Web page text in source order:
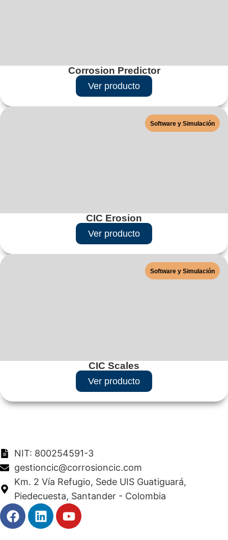
Corrosion Predictor
Ver producto
Software y Simulación
CIC Erosion
Ver producto
Software y Simulación
CIC Scales
Ver producto
NIT: 800254591-3
gestioncic@corrosioncic.com
Km. 2 Vía Refugio, Sede UIS Guatiguará,
Piedecuesta, Santander - Colombia